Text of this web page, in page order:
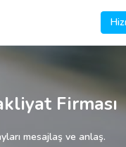
Firması
mesajlaş ve anlaş.